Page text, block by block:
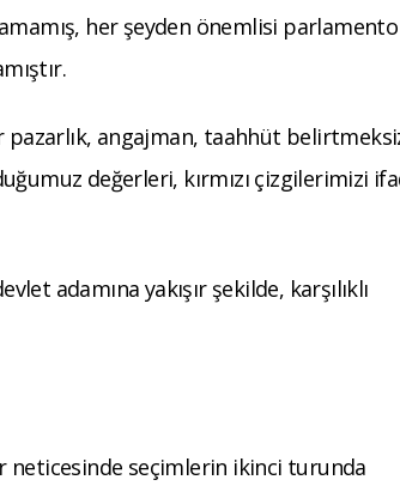
her şeyden önemlisi parlamento
angajman, taahhüt
değerleri, kırmızı çizgilerimizi
adamına yakışır şekilde, karşılıklı
neticesinde seçimlerin ikinci turunda